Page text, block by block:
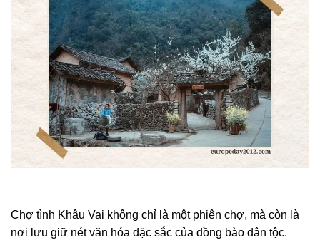
Chợ tình Khâu Vai không chỉ là một phiên chợ, mà còn là
nơi lưu giữ nét văn hóa đặc sắc của đồng bào dân tộc.